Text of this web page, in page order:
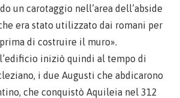
un carotaggio nell’area dell’abside
era stato utilizzato dai romani per
di costruire il muro».
iniziò quindi al tempo di
i due Augusti che abdicarono
che conquistò Aquileia nel 312